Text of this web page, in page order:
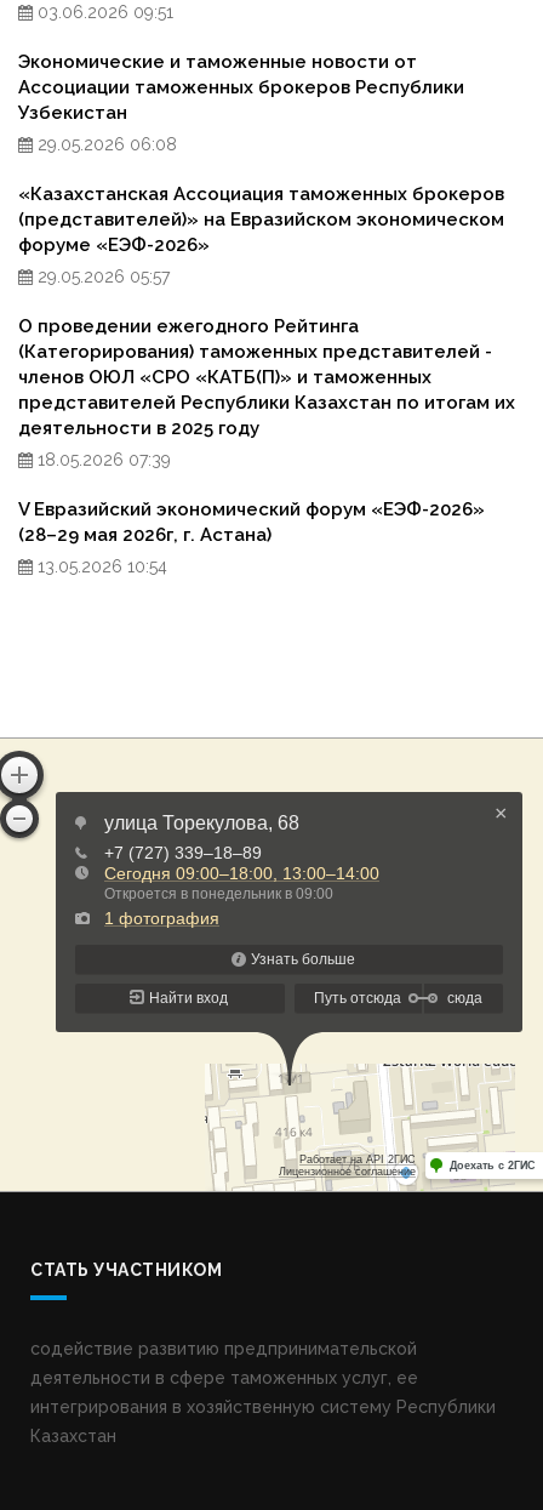
03.06.2026 09:51
Экономические и таможенные новости от
Ассоциации таможенных брокеров Республики
Узбекистан
29.05.2026 06:08
«Казахстанская Ассоциация таможенных брокеров
(представителей)» на Евразийском экономическом
форуме «ЕЭФ-2026»
29.05.2026 05:57
О проведении ежегодного Рейтинга
(Категорирования) таможенных представителей -
членов ОЮЛ «СРО «КАТБ(П)» и таможенных
представителей Республики Казахстан по итогам их
деятельности в 2025 году
18.05.2026 07:39
V Евразийский экономический форум «ЕЭФ-2026»
(28–29 мая 2026г, г. Астана)
13.05.2026 10:54
СТАТЬ УЧАСТНИКОМ
содействие развитию предпринимательской
деятельности в сфере таможенных услуг, ее
интегрирования в хозяйственную систему Республики
Казахстан